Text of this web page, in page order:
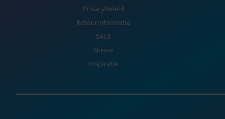
Privacybeleid
Retourinformatie
SALE
Nieuw
Inspiratie